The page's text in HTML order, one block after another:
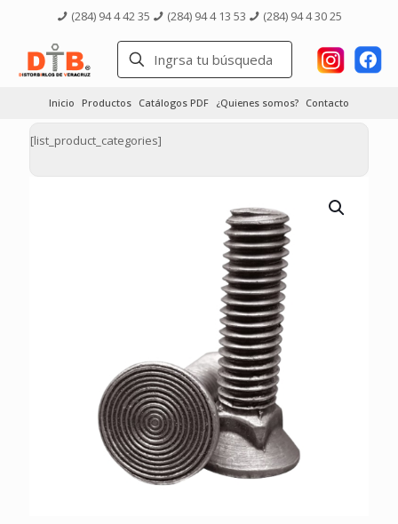
(284) 94 4 42 35 (284) 94 4 13 53 (284) 94 4 30 25
Inicio Productos Catálogos PDF ¿Quienes somos? Contacto
[list_product_categories]